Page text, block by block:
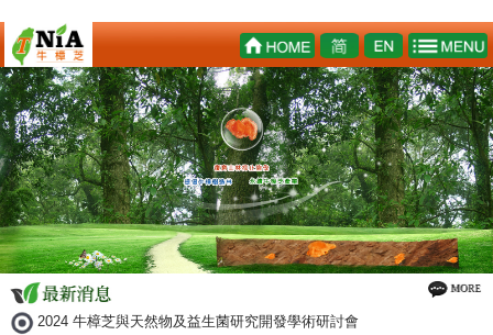
2024 牛樟芝與天然物及益生菌研究開發學術研討會